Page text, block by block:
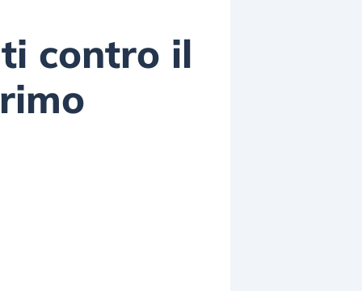
contro il